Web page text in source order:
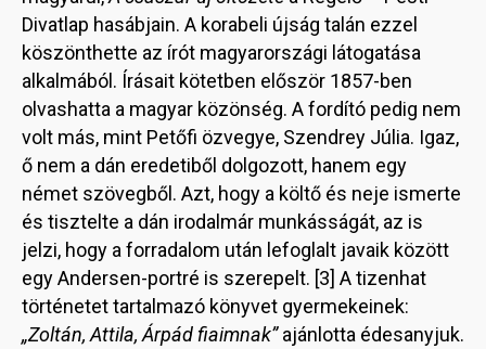
Divatlap hasábjain. A korabeli újság talán ezzel
köszönthette az írót magyarországi látogatása
alkalmából. Írásait kötetben először 1857-ben
olvashatta a magyar közönség. A fordító pedig nem
volt más, mint Petőfi özvegye, Szendrey Júlia. Igaz,
ő nem a dán eredetiből dolgozott, hanem egy
német szövegből. Azt, hogy a költő és neje ismerte
és tisztelte a dán irodalmár munkásságát, az is
jelzi, hogy a forradalom után lefoglalt javaik között
egy Andersen-portré is szerepelt. [3] A tizenhat
történetet tartalmazó könyvet gyermekeinek:
„Zoltán, Attila, Árpád fiaimnak”ajánlotta édesanyjuk.